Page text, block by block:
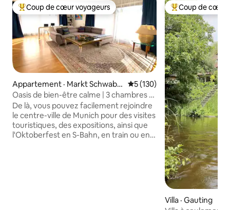
Coup de cœur voyageurs parmi les plus aimés
Coup de cœur voyageurs
Appartement · Markt Schwabe
n
Note moyenne de 5 sur 5,
5 (130)
Oasis de bien-être calme | 3 chambres à
coucher près de Munich
De là, vous pouvez facilement rejoindre
le centre-ville de Munich pour des visites
touristiques, des expositions, ainsi que
l'Oktoberfest en S-Bahn, en train ou en
Coup de cœur
Coup de cœur
Villa · Gauting